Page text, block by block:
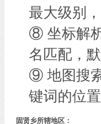
最大级别
⑧ 坐标解
名匹配，
⑨ 地图搜
键词的位
固贤乡所辖地区：